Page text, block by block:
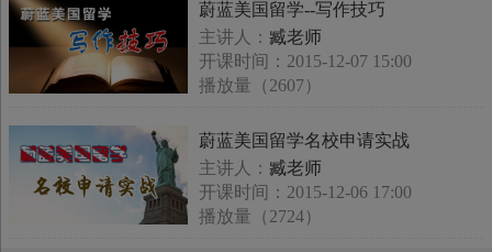
蔚蓝美国留学--写作技巧
主讲人： 臧老师
开课时间：2015-12-07 15:00
播放量（2607）
蔚蓝美国留学名校申请实战
主讲人： 臧老师
开课时间：2015-12-06 17:00
播放量（2724）